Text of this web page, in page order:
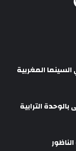
المغربية
الترابية